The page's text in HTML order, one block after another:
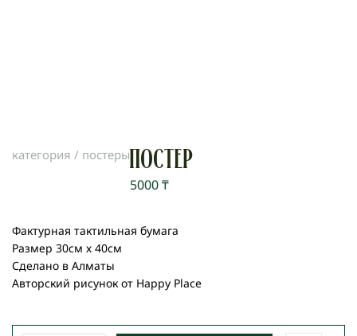
категория / постерыПостер
5000₸
Фактурная тактильная бумага
Размер 30см х 40см
Сделано в Алматы
Авторский рисунок от Happy Place